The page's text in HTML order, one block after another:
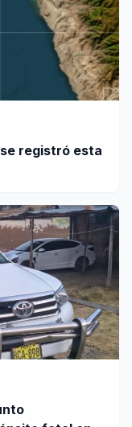
registró esta